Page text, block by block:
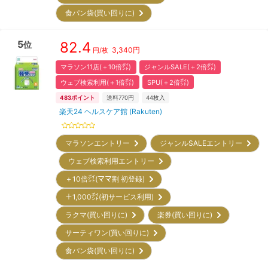
食パン袋(買い回りに)
5位 82.4 円/枚 3,340円
マラソン11店(＋10倍㌽)
ジャンルSALE(＋2倍㌽)
ウェブ検索利用(＋1倍㌽)
SPU(＋2倍㌽)
483ポイント 送料770円 44枚入
楽天24 ヘルスケア館 (Rakuten)
マラソンエントリー
ジャンルSALEエントリー
ウェブ検索利用エントリー
＋10倍㌽(ママ割 初登録)
＋1,000㌽(初サービス利用)
ラクマ(買い回りに)
楽券(買い回りに)
サーティワン(買い回りに)
食パン袋(買い回りに)